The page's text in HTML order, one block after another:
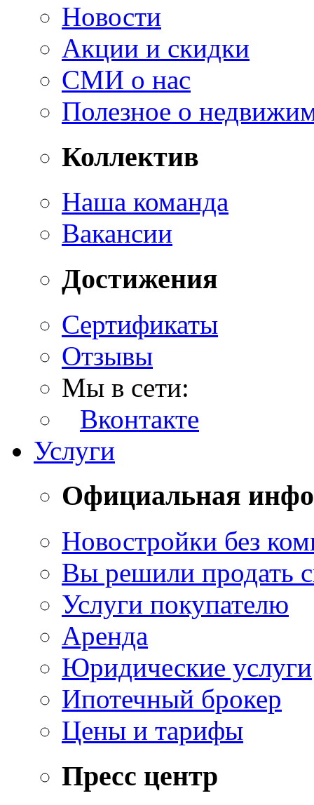
Новости
Акции и скидки
СМИ о нас
Полезное о
Коллектив
Наша команда
Вакансии
Достижения
Сертификаты
Отзывы
Мы в сети:
Вконтакте
Услуги
Официальная
Новостройки без
Вы решили продать
Услуги покупателю
Аренда
Юридические услуги
Ипотечный брокер
Цены и тарифы
Пресс центр